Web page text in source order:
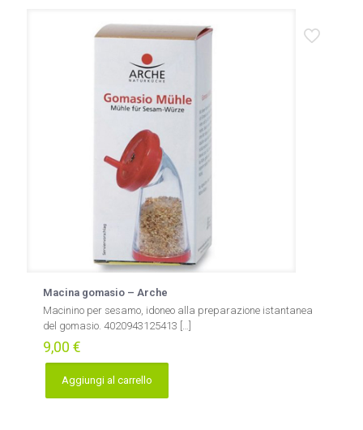
Macina gomasio – Arche
Macinino per sesamo, idoneo alla preparazione istantanea
del gomasio. 4020943125413 […]
9,00 €
Aggiungi al carrello